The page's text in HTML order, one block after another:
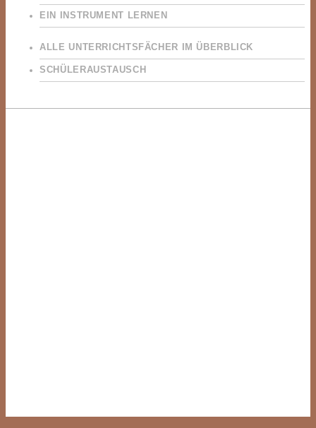
EIN INSTRUMENT LERNEN
ALLE UNTERRICHTSFÄCHER IM ÜBERBLICK
SCHÜLERAUSTAUSCH